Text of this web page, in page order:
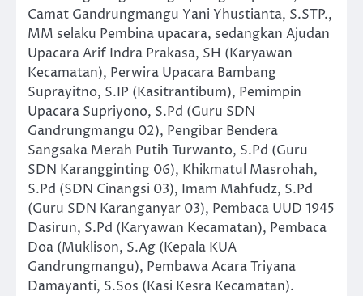
Camat Gandrungmangu Yani Yhustianta, S.STP.,
MM selaku Pembina upacara, sedangkan Ajudan
Upacara Arif Indra Prakasa, SH (Karyawan
Kecamatan), Perwira Upacara Bambang
Suprayitno, S.IP (Kasitrantibum), Pemimpin
Upacara Supriyono, S.Pd (Guru SDN
Gandrungmangu 02), Pengibar Bendera
Sangsaka Merah Putih Turwanto, S.Pd (Guru
SDN Karangginting 06), Khikmatul Masrohah,
S.Pd (SDN Cinangsi 03), Imam Mahfudz, S.Pd
(Guru SDN Karanganyar 03), Pembaca UUD 1945
Dasirun, S.Pd (Karyawan Kecamatan), Pembaca
Doa (Muklison, S.Ag (Kepala KUA
Gandrungmangu), Pembawa Acara Triyana
Damayanti, S.Sos (Kasi Kesra Kecamatan).